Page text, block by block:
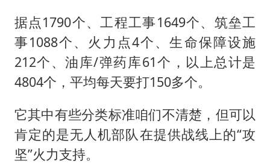
据点1790个、工程工事1649个、筑垒工
事1088个、火力点4个、生命保障设施
212个、油库/弹药库61个，以上总计是
4804个，平均每天要打150多个。
它其中有些分类标准咱们不清楚，但可以
肯定的是无人机部队在提供战线上的“攻
坚”火力支持。